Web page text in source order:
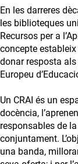
En les darreres
les biblioteques
Recursos per a
concepte
donar resposta als
Europeu
Un CRAI és un
docència,
responsables de
conjuntament.
una banda,